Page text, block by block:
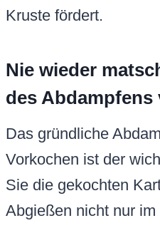
Kruste fördert.
Nie wieder
des Abdampfens
Das gründliche
Vorkochen ist der
Sie die gekochten
Abgießen nicht nur